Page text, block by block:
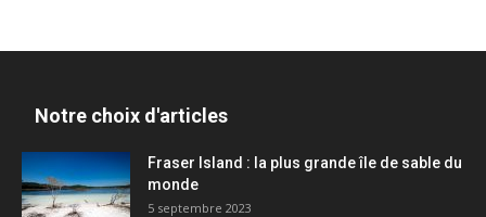
Notre choix d'articles
Fraser Island : la plus grande île de sable du
monde
5 septembre 2023